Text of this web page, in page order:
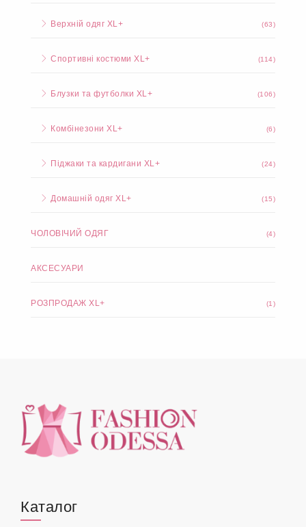
Верхній одяг XL+ (63)
Спортивні костюми XL+ (114)
Блузки та футболки XL+ (106)
Комбінезони XL+ (6)
Піджаки та кардигани XL+ (24)
Домашній одяг XL+ (15)
ЧОЛОВІЧИЙ ОДЯГ (4)
АКСЕСУАРИ
РОЗПРОДАЖ XL+ (1)
Каталог